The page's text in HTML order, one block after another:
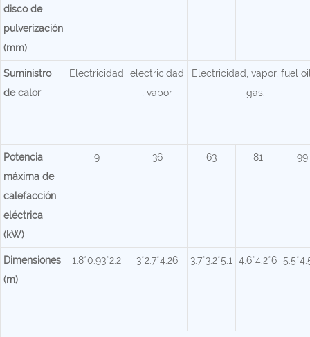
disco de
pulverización
(mm)
Suministro
de calor
Electricidad
electricidad
, vapor
Electricidad, vapor, fuel
gas.
Potencia
máxima de
calefacción
eléctrica
(kW)
9 36 63 81 99
Dimensiones
(m)
1.8*0.93*2.2 3*2.7*4.26 3.7*3.2*5.1 4.6*4.2*6